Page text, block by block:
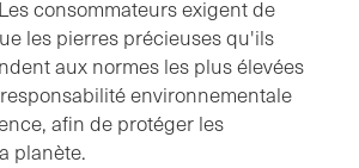
consommateurs exigent de
les pierres précieuses qu'ils
aux normes les plus élevées
environnementale
afin de protéger les
planète.